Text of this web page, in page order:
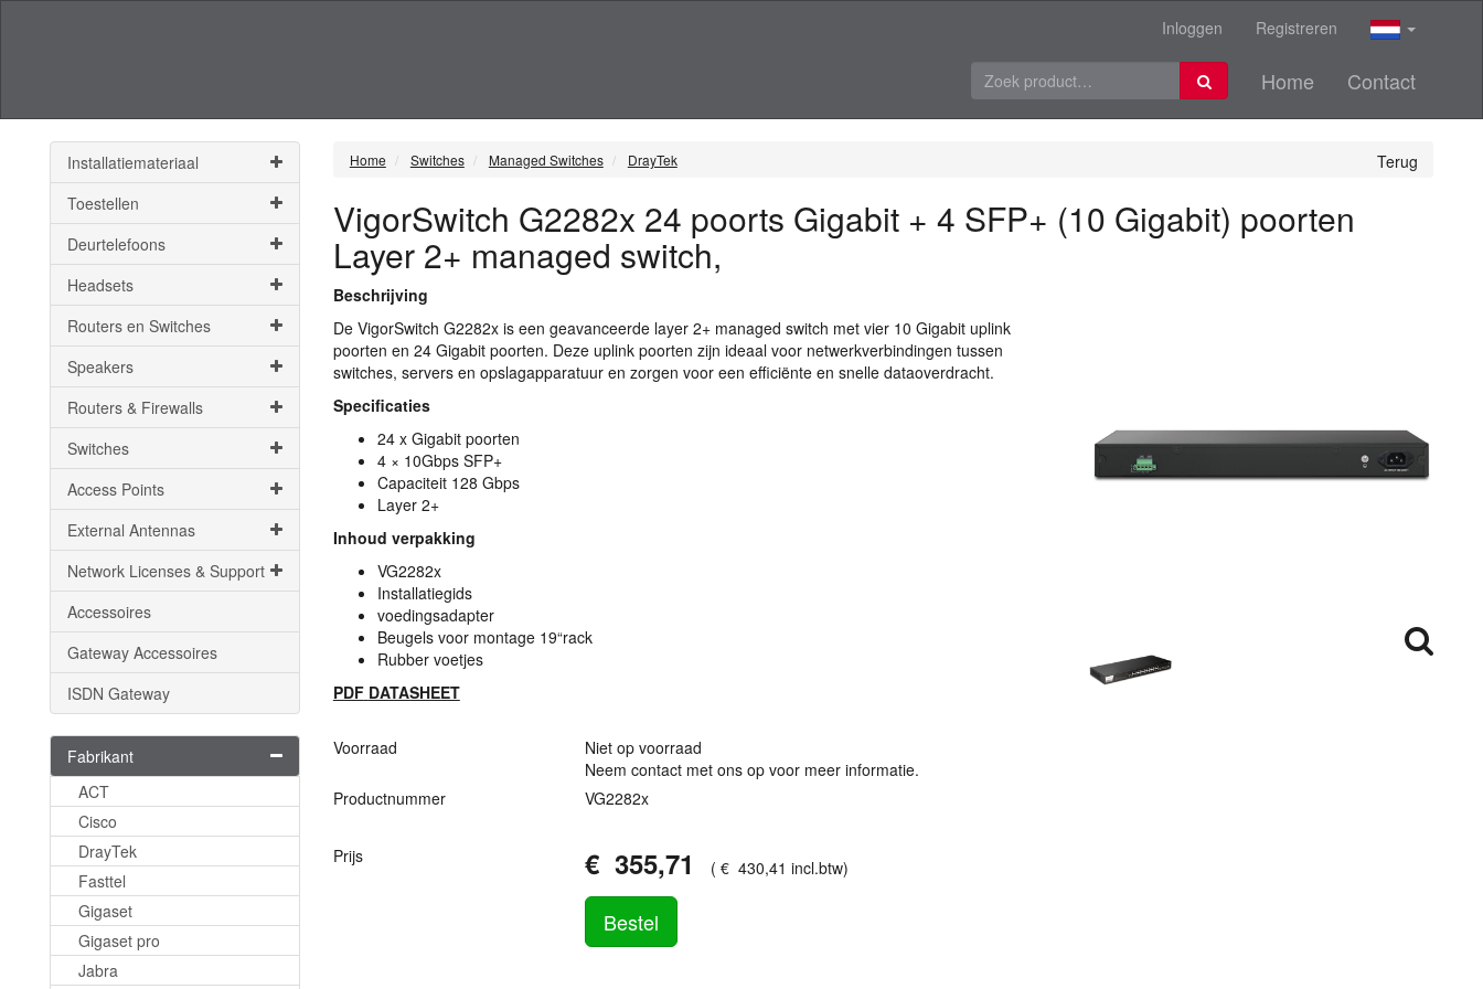
Inloggen Registreren
Home Contact
Installatiemateriaal
Toestellen
Deurtelefoons
Headsets
Routers en Switches
Speakers
Routers & Firewalls
Switches
Access Points
External Antennas
Network Licenses & Support
Accessoires
Gateway Accessoires
ISDN Gateway
Fabrikant
ACT
Cisco
DrayTek
Fasttel
Gigaset
Gigaset pro
Jabra
Terug
Home Switches Managed Switches DrayTek
VigorSwitch G2282x 24 poorts Gigabit + 4 SFP+ (10 Gigabit) poorten
Layer 2+ managed switch,
Beschrijving
De VigorSwitch G2282x is een geavanceerde layer 2+ managed switch met vier 10 Gigabit uplink
poorten en 24 Gigabit poorten. Deze uplink poorten zijn ideaal voor netwerkverbindingen tussen
switches, servers en opslagapparatuur en zorgen voor een efficiënte en snelle dataoverdracht.
Specificaties
24 x Gigabit poorten
4 × 10Gbps SFP+
Capaciteit 128 Gbps
Layer 2+
Inhoud verpakking
VG2282x
Installatiegids
voedingsadapter
Beugels voor montage 19“rack
Rubber voetjes
PDF DATASHEET
Voorraad
Niet op voorraad
Neem contact met ons op voor meer informatie.
Productnummer
VG2282x
Prijs € 355,71 (€ 430,41 incl.btw)
Bestel